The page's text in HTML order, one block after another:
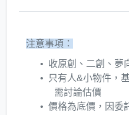
注意事項：
收原創、二創、夢
只有人&小物件，
需討論估價
價格為底價，因委